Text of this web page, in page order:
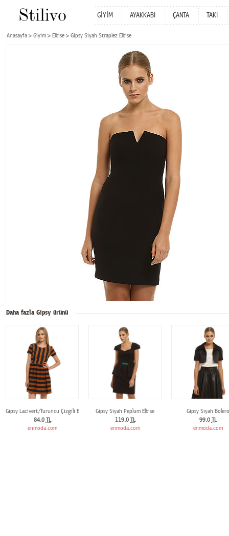
GİYİM AYAKKABI ÇANTA TAKI
Anasayfa Giyim Elbise Gipsy Siyah Straplez Elbise
Daha fazla Gipsy ürünü
Gipsy Lacivert/Turuncu Çizgili Elbise
84.0 TL
enmoda.com
Gipsy Siyah Peplum Elbise
119.0 TL
enmoda.com
Gipsy Siyah Bolero
99.0 TL
enmoda.com